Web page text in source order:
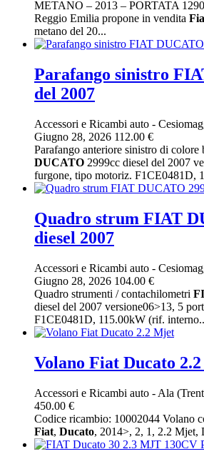
METANO – 2013 – PORTATA
Reggio Emilia propone in vendita
metano del 20...
Parafango sinistro
del 2007
Accessori e Ricambi auto -
Giugno 28, 2026 112.00 €
Parafango anteriore sinistro di colore
DUCATO 2999cc diesel del 2007
furgone, tipo motoriz. F1CE0481D,
Quadro strum FIAT
diesel 2007
Accessori e Ricambi auto -
Giugno 28, 2026 104.00 €
Quadro strumenti / contachilometri
diesel del 2007 versione06>13, 5
F1CE0481D, 115.00kW (rif.
Volano Fiat Ducato
Accessori e Ricambi auto - Ala
450.00 €
Codice ricambio: 10002044 Volano
Fiat, Ducato, 2014>, 2, 1, 2.2 Mjet,